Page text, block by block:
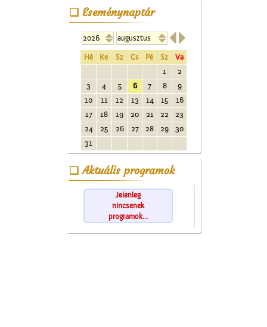
Eseménynaptár

Hé Ke Sz Cs Pé Sz
Va
1
2
3
4 5 6 7 8
9
10
11 12 13 14 15
16
17
18 19 20 21 22
23
24
25 26 27 28 29
30
31
Aktuális programok
Jelenleg
nincsenek
programok...